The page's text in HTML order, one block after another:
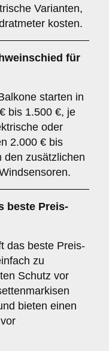
Varianten,
kosten.
für
starten in
bis 1.500 €, je
oder
2.000 € bis
den zusätzlichen
beste Preis-
das beste Preis-
zu
Schutz vor
bieten einen